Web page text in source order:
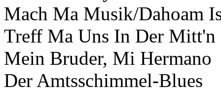
Mach Ma Musik/Dahoam
Treff Ma Uns In Der Mitt'n
Mein Bruder, Mi Hermano
Der Amtsschimmel-Blues